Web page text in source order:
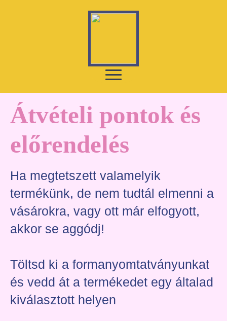
Átvételi pontok és
előrendelés
Ha megtetszett valamelyik
termékünk, de nem tudtál elmenni a
vásárokra, vagy ott már elfogyott,
akkor se aggódj!
Töltsd ki a formanyomtatványunkat
és vedd át a termékedet egy általad
kiválasztott helyen